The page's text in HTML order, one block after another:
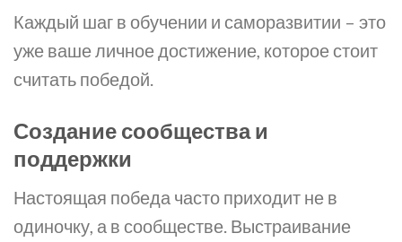
Каждый шаг в обучении и саморазвитии – это
уже ваше личное достижение, которое стоит
считать победой.
Создание сообщества и
поддержки
Настоящая победа часто приходит не в
одиночку, а в сообществе. Выстраивание